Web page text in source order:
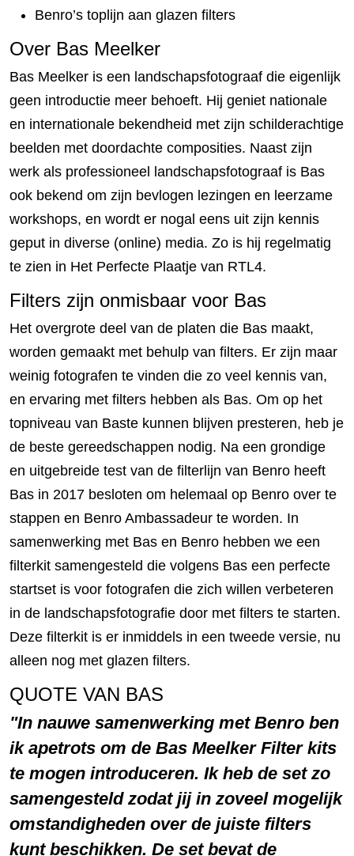
Benro’s toplijn aan glazen filters
Over Bas Meelker
Bas Meelker is een landschapsfotograaf die eigenlijk
geen introductie meer behoeft. Hij geniet nationale
en internationale bekendheid met zijn schilderachtige
beelden met doordachte composities. Naast zijn
werk als professioneel landschapsfotograaf is Bas
ook bekend om zijn bevlogen lezingen en leerzame
workshops, en wordt er nogal eens uit zijn kennis
geput in diverse (online) media. Zo is hij regelmatig
te zien in Het Perfecte Plaatje van RTL4.
Filters zijn onmisbaar voor Bas
Het overgrote deel van de platen die Bas maakt,
worden gemaakt met behulp van filters. Er zijn maar
weinig fotografen te vinden die zo veel kennis van,
en ervaring met filters hebben als Bas. Om op het
topniveau van Baste kunnen blijven presteren, heb je
de beste gereedschappen nodig. Na een grondige
en uitgebreide test van de filterlijn van Benro heeft
Bas in 2017 besloten om helemaal op Benro over te
stappen en Benro Ambassadeur te worden. In
samenwerking met Bas en Benro hebben we een
filterkit samengesteld die volgens Bas een perfecte
startset is voor fotografen die zich willen verbeteren
in de landschapsfotografie door met filters te starten.
Deze filterkit is er inmiddels in een tweede versie, nu
alleen nog met glazen filters.
QUOTE VAN BAS
In nauwe samenwerking met Benro ben
ik apetrots om de Bas Meelker Filter kits
te mogen introduceren. Ik heb de set zo
samengesteld zodat jij in zoveel mogelijk
omstandigheden over de juiste filters
kunt beschikken. De set bevat de